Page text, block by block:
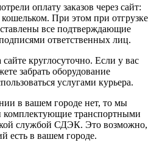
оплату заказов через сайт:
При этом при отгрузке
все подтверждающие
ответственных лиц.
круглосуточно. Если у вас
забрать оборудование
услугами курьера.
в вашем городе нет, то мы
комплектующие транспортными
службой СДЭК. Это возможно,
есть в вашем городе.